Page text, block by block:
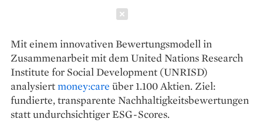
Mit einem innovativen Bewertungsmodell in
Zusammenarbeit mit dem United Nations Research
Institute for Social Development (UNRISD)
analysiertmoney:care über 1.100 Aktien. Ziel:
fundierte, transparente Nachhaltigkeitsbewertungen
statt undurchsichtiger ESG-Scores.